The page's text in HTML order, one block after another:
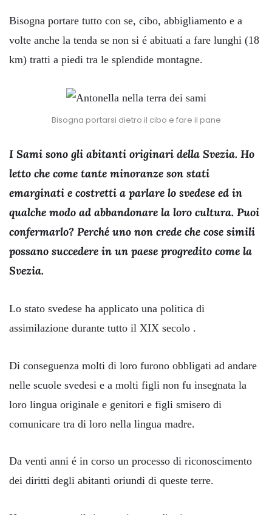
Bisogna portare tutto con se, cibo, abbigliamento e a
volte anche la tenda se non si é abituati a fare lunghi (18
km) tratti a piedi tra le splendide montagne.
Bisogna portarsi dietro il cibo e fare il pane
I Sami sono gli abitanti originari della Svezia. Ho
letto che come tante minoranze son stati
emarginati e costretti a parlare lo svedese ed in
qualche modo ad abbandonare la loro cultura. Puoi
confermarlo? Perché uno non crede che cose simili
possano succedere in un paese progredito come la
Svezia.
Lo stato svedese ha applicato una politica di
assimilazione durante tutto il XIX secolo .
Di conseguenza molti di loro furono obbligati ad andare
nelle scuole svedesi e a molti figli non fu insegnata la
loro lingua originale e genitori e figli smisero di
comunicare tra di loro nella lingua madre.
Da venti anni é in corso un processo di riconoscimento
dei diritti degli abitanti oriundi di queste terre.